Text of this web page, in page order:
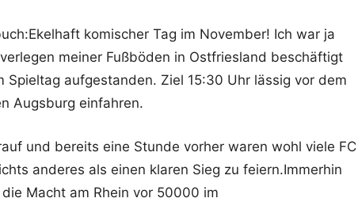
komischer Tag im November! Ich war ja
meiner Fußböden in Ostfriesland beschäftigt
Spieltag aufgestanden. Ziel 15:30 Uhr lässig vor dem
Augsburg einfahren.
und bereits eine Stunde vorher waren wohl viele FC
anderes als einen klaren Sieg zu feiern.Immerhin
Macht am Rhein vor 50000 im